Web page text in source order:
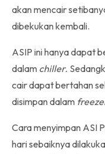
akan mencair
dibekukan kembali.
ASIP ini hanya dapat
dalam chiller.
cair dapat bertahan
disimpan dalam
Cara menyimpan ASI
hari sebaiknya